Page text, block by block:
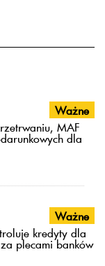
Ważne
MAF
dla
Ważne
kredyty dla
plecami banków